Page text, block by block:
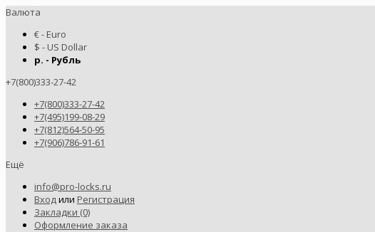
Валюта
€ - Euro
$ - US Dollar
р. - Рубль
+7(800)333-27-42
+7(800)333-27-42
+7(495)199-08-29
+7(812)564-50-95
+7(906)786-91-61
Ещё
info@pro-locks.ru
Входили Регистрация
Закладки (0)
Оформление заказа